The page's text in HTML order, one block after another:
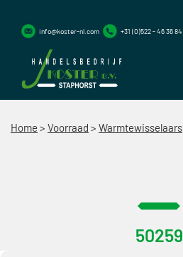
info@koster-nl.com +31 (0)522 - 46 36 84
Home > Voorraad > Warmtewisselaars
50259